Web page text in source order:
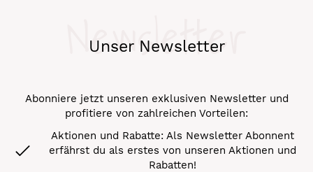
Unser Newsletter
Newsletter
Abonniere jetzt unseren exklusiven Newsletter und
profitiere von zahlreichen Vorteilen:
Aktionen und Rabatte: Als Newsletter Abonnent
erfährst du als erstes von unseren Aktionen und
Rabatten!